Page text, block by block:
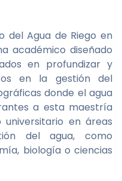
del Agua de Riego en
académico diseñado
en profundizar y
en la gestión del
donde el agua
a esta maestría
en áreas
del agua, como
biología o ciencias